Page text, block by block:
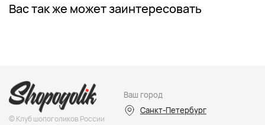
Вас так же может заинтересовать
© Клуб шопоголиков России
Ваш город
Санкт-Петербург